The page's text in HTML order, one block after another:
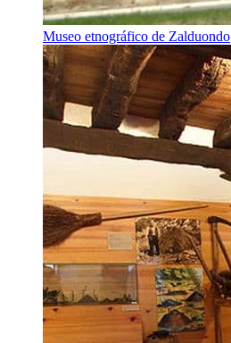
Museo etnográfico de Zalduondo